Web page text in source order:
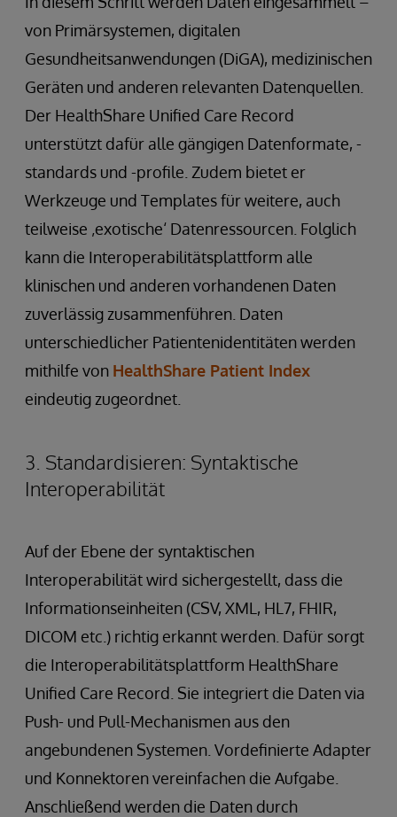
von Primärsystemen, digitalen
Gesundheitsanwendungen (DiGA), medizinischen
Geräten und anderen relevanten Datenquellen.
Der HealthShare Unified Care Record
unterstützt dafür alle gängigen Datenformate, -
standards und -profile. Zudem bietet er
Werkzeuge und Templates für weitere, auch
teilweise ‚exotische‘ Datenressourcen. Folglich
kann die Interoperabilitätsplattform alle
klinischen und anderen vorhandenen Daten
zuverlässig zusammenführen. Daten
unterschiedlicher Patientenidentitäten werden
mithilfe von HealthShare Patient Index
eindeutig zugeordnet.
3. Standardisieren: Syntaktische
Interoperabilität
Auf der Ebene der syntaktischen
Interoperabilität wird sichergestellt, dass die
Informationseinheiten (CSV, XML, HL7, FHIR,
DICOM etc.) richtig erkannt werden. Dafür sorgt
die Interoperabilitätsplattform HealthShare
Unified Care Record. Sie integriert die Daten via
Push- und Pull-Mechanismen aus den
angebundenen Systemen. Vordefinierte Adapter
und Konnektoren vereinfachen die Aufgabe.
Anschließend werden die Daten durch